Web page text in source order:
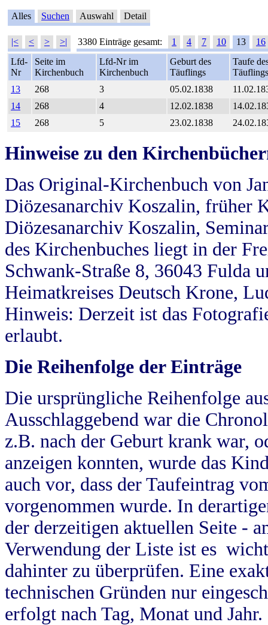
Alles Suchen Auswahl Detail
|< < > >| 3380 Einträge gesamt: 1 4 7 10 13
16
Lfd-
Nr
Seite im
Kirchenbuch
Lfd-Nr im
Kirchenbuch
Geburt des
Täuflings
Taufe
Täuflings
13
268 3 05.02.1838
14
268 4 12.02.1838
15
268 5 23.02.1838
Hinweise zu den
Das Original-Kirchenbuch von
Diözesanarchiv Koszalin, früher
Diözesanarchiv Koszalin,
des Kirchenbuches liegt in der
Schwank-Straße 8, 36043 Fulda
Heimatkreises Deutsch Krone,
Hinweis: Derzeit ist das
erlaubt.
Die Reihenfolge der Einträge
Die ursprüngliche Reihenfolge
Ausschlaggebend war die
z.B. nach der Geburt krank war,
anzeigen konnten, wurde das
auch vor, dass der Taufeintrag
vorgenommen wurde. In
der derzeitigen aktuellen Seite -
Verwendung der Liste ist es
dahinter zu überprüfen. Eine
technischen Gründen nur
erfolgt nach Tag, Monat und Jahr.